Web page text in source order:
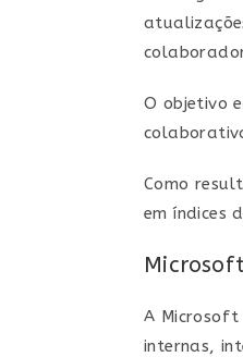
O objetivo
Como
em índices
A
internas,